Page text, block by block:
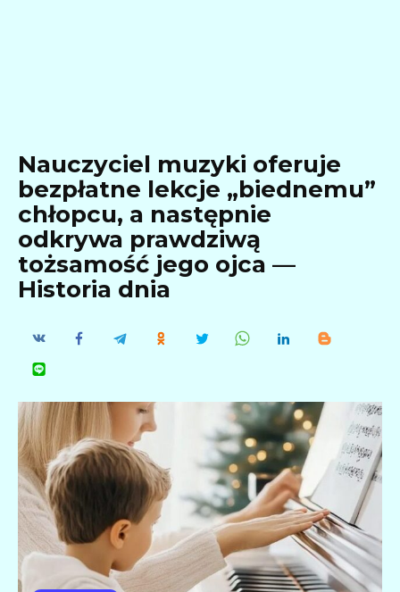
Nauczyciel muzyki oferuje
bezpłatne lekcje „biednemu”
chłopcu, a następnie
odkrywa prawdziwą
tożsamość jego ojca —
Historia dnia